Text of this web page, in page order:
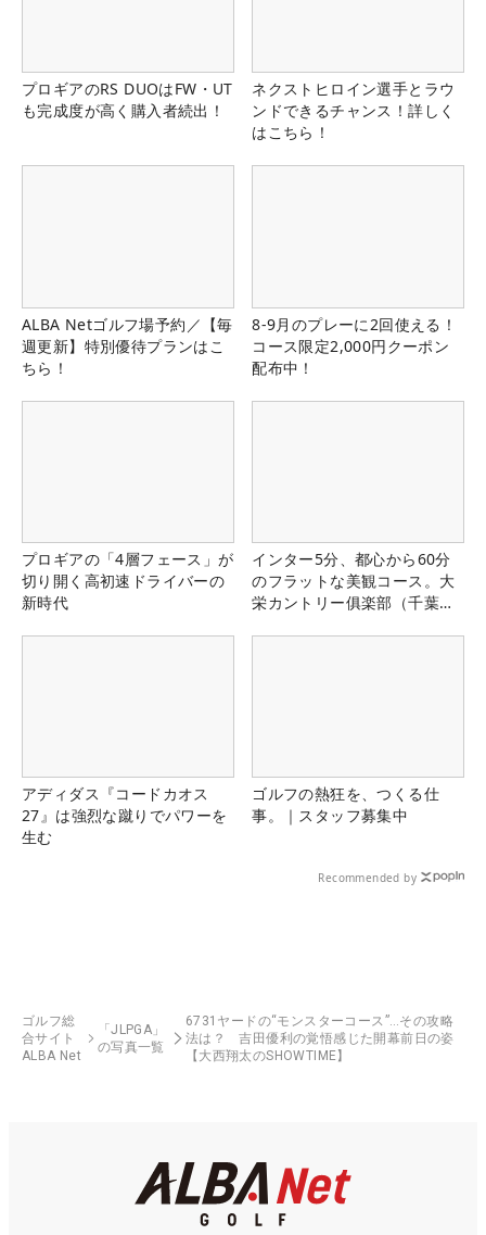
プロギアのRS DUOはFW・UT
も完成度が高く購入者続出！
ネクストヒロイン選手とラウ
ンドできるチャンス！詳しく
はこちら！
ALBA Netゴルフ場予約／【毎
週更新】特別優待プランはこ
ちら！
8-9月のプレーに2回使える！
コース限定2,000円クーポン
配布中！
プロギアの「4層フェース」が
切り開く高初速ドライバーの
新時代
インター5分、都心から60分
のフラットな美観コース。大
栄カントリー俱楽部（千葉
アディダス『コードカオス
27』は強烈な蹴りでパワーを
生む
ゴルフの熱狂を、つくる仕
事。｜スタッフ募集中
Recommended by
ゴルフ総
合サイト
ALBA Net
「JLPGA」
の写真一覧
6731ヤードの“モンスターコース”…その攻略
法は？ 吉田優利の覚悟感じた開幕前日の姿
【大西翔太のSHOWTIME】